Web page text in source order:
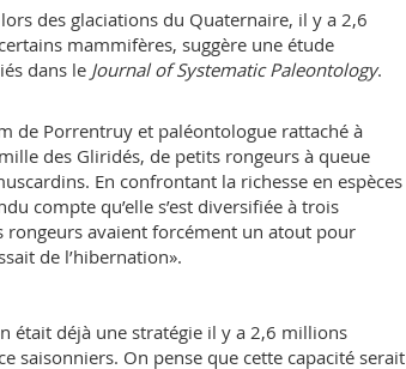
des glaciations du Quaternaire, il y a 2,6
mammifères, suggère une étude
dans le Journal of Systematic Paleontology.
de Porrentruy et paléontologue rattaché à
des Gliridés, de petits rongeurs à queue
En confrontant la richesse en espèces
compte qu’elle s’est diversifiée à trois
rongeurs avaient forcément un atout pour
de l’hibernation».
était déjà une stratégie il y a 2,6 millions
saisonniers. On pense que cette capacité serait